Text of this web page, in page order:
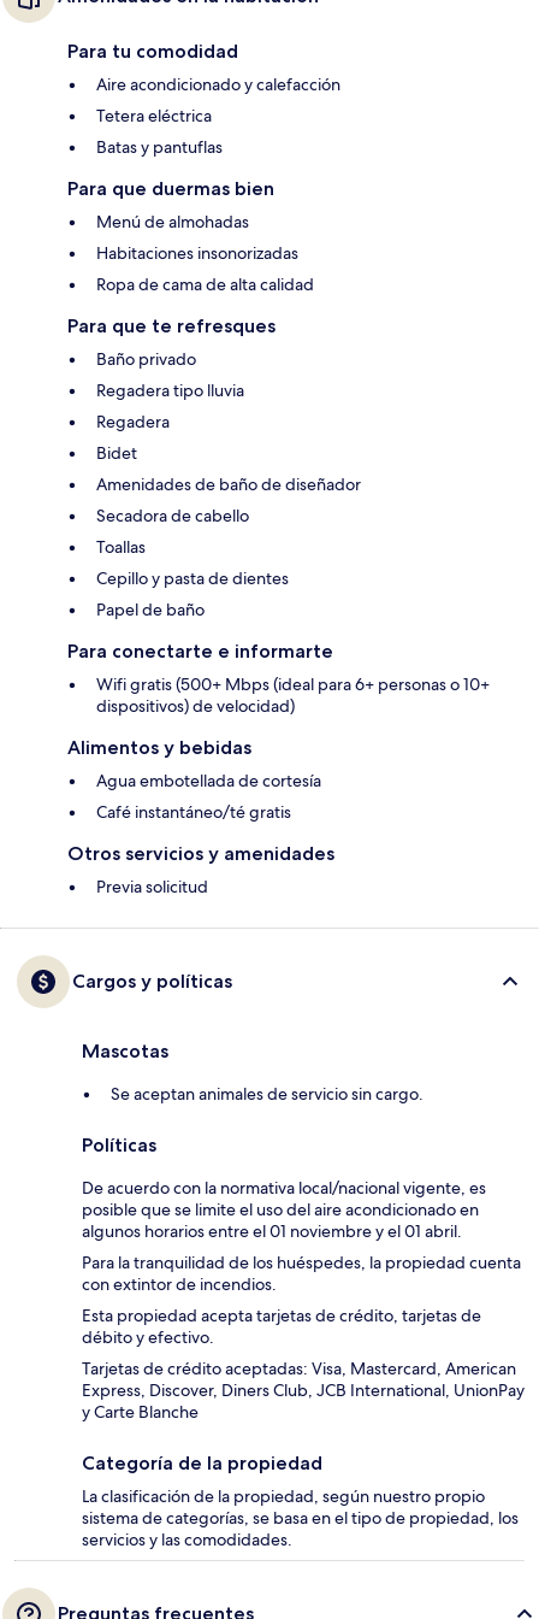
Para tu comodidad
Aire acondicionado y calefacción
Tetera eléctrica
Batas y pantuflas
Para que duermas bien
Menú de almohadas
Habitaciones insonorizadas
Ropa de cama de alta calidad
Para que te refresques
Baño privado
Regadera tipo lluvia
Regadera
Bidet
Amenidades de baño de diseñador
Secadora de cabello
Toallas
Cepillo y pasta de dientes
Papel de baño
Para conectarte e informarte
Wifi gratis (500+ Mbps (ideal para 6+ personas o 10+
dispositivos) de velocidad)
Alimentos y bebidas
Agua embotellada de cortesía
Café instantáneo/té gratis
Otros servicios y amenidades
Previa solicitud
Cargos y políticas
Mascotas
Se aceptan animales de servicio sin cargo.
Políticas
De acuerdo con la normativa local/nacional vigente, es
posible que se limite el uso del aire acondicionado en
algunos horarios entre el 01 noviembre y el 01 abril.
Para la tranquilidad de los huéspedes, la propiedad cuenta
con extintor de incendios.
Esta propiedad acepta tarjetas de crédito, tarjetas de
débito y efectivo.
Tarjetas de crédito aceptadas: Visa, Mastercard, American
Express, Discover, Diners Club, JCB International, UnionPay
y Carte Blanche
Categoría de la propiedad
La clasificación de la propiedad, según nuestro propio
sistema de categorías, se basa en el tipo de propiedad, los
servicios y las comodidades.
Preguntas frecuentes